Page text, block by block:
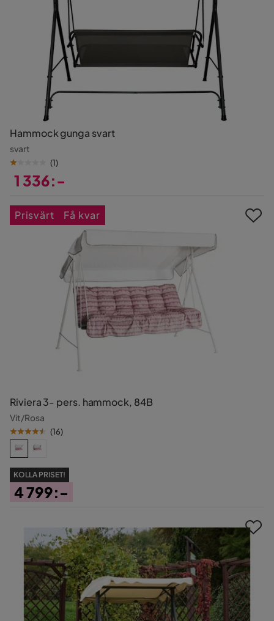
Hammock gunga svart
svart
(1)
1 336:-
Riviera 3- pers. hammock, 84B
Vit/Rosa
(16)
KOLLA PRISET!
4 799:-
Prisvärt Få kvar